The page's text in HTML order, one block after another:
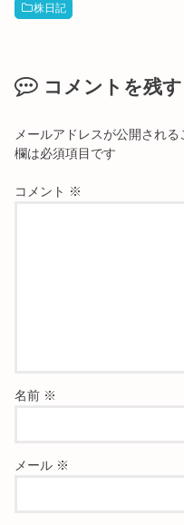
株日記
コメントを残す
メールアドレスが公開される
欄は必須項目です
コメント ※
名前 ※
メール ※